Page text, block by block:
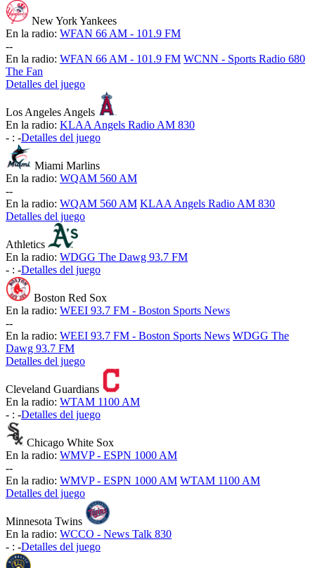
New York Yankees
En la radio: WFAN 66 AM - 101.9 FM
--
En la radio: WFAN 66 AM - 101.9 FM WCNN - Sports Radio 680
The Fan
Detalles del juego
Los Angeles Angels
En la radio: KLAA Angels Radio AM 830
- : -Detalles del juego
Miami Marlins
En la radio: WQAM 560 AM
--
En la radio: WQAM 560 AM KLAA Angels Radio AM 830
Detalles del juego
Athletics
En la radio: WDGG The Dawg 93.7 FM
- : -Detalles del juego
Boston Red Sox
En la radio: WEEI 93.7 FM - Boston Sports News
--
En la radio: WEEI 93.7 FM - Boston Sports News WDGG The
Dawg 93.7 FM
Detalles del juego
Cleveland Guardians
En la radio: WTAM 1100 AM
- : -Detalles del juego
Chicago White Sox
En la radio: WMVP - ESPN 1000 AM
--
En la radio: WMVP - ESPN 1000 AM WTAM 1100 AM
Detalles del juego
Minnesota Twins
En la radio: WCCO - News Talk 830
- : -Detalles del juego